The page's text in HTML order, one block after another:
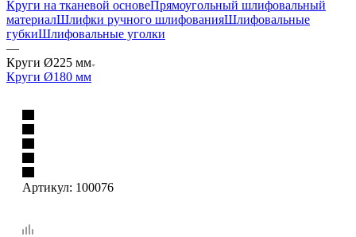
Круги на тканевой основеПрямоугольный шлифовальный
материалШлифки ручного шлифованияШлифовальные
губкиШлифовальные уголки
—
Круги Ø225 мм
Круги Ø180 мм
Артикул: 100076